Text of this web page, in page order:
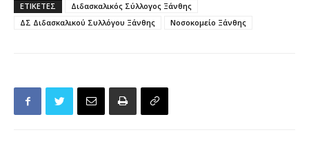
ΕΤΙΚΕΤΕΣ
Διδασκαλικός Σύλλογος Ξάνθης
ΔΣ Διδασκαλικού Συλλόγου Ξάνθης
Νοσοκομείο Ξάνθης